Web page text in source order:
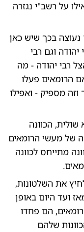
על רשב"י נגזרה
נעוצה בכך שיש כאן
יהודה וגם רבי
רבי יהודה - מה
הרומאים פעלו
מספיק - ואפילו
הכוונה
של מעשי הרומאים
מתייחס לכוונה
את השלטונות,
ועד היום באופן
הם פחדו
שלהם